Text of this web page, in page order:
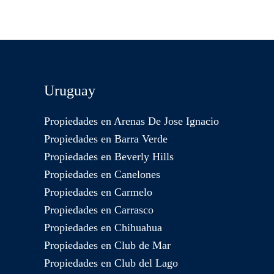
Uruguay
Propiedades en Arenas De Jose Ignacio
Propiedades en Barra Verde
Propiedades en Beverly Hills
Propiedades en Canelones
Propiedades en Carmelo
Propiedades en Carrasco
Propiedades en Chihuahua
Propiedades en Club de Mar
Propiedades en Club del Lago